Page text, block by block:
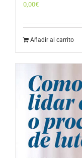
0,00€
Añadir al carrito